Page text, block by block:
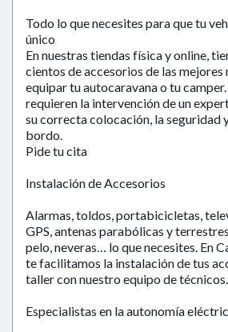
Todo lo que necesites para que tu
único
En nuestras tiendas física y online,
cientos de accesorios de las mejores
equipar tu autocaravana o tu
requieren la intervención de un
su correcta colocación, la seguridad
bordo.
Pide tu cita
Instalación de Accesorios
Alarmas, toldos, portabicicletas,
GPS, antenas parabólicas y
pelo, neveras… lo que necesites. En
te facilitamos la instalación de tus
taller con nuestro equipo de técnicos.
Especialistas en la autonomía